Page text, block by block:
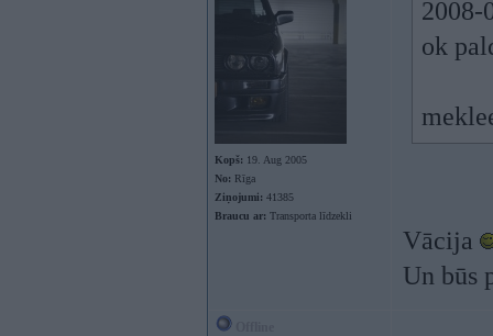
Kopš: 19. Aug 2005
No: Rīga
Ziņojumi: 41385
Braucu ar: Transporta līdzekli
2008-
ok
Vācija
Un būs